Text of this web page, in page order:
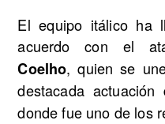
El equipo itálico ha
acuerdo con el
Coelho, quien se
destacada
donde fue uno de los